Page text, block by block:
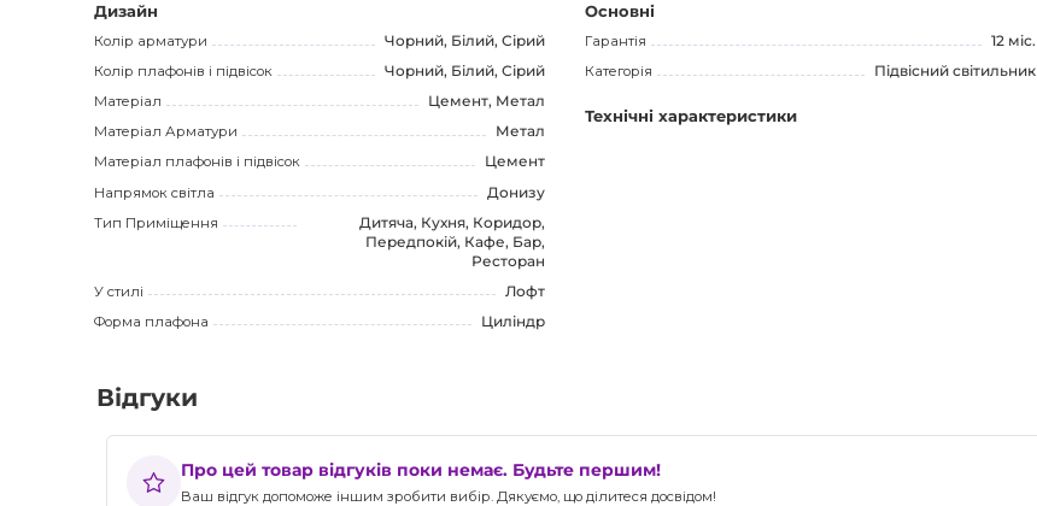
Дизайн
Колір арматури
Чорний, Білий, Сірий
Колір плафонів і підвісок
Чорний, Білий, Сірий
Матеріал
Цемент, Метал
Матеріал Арматури
Метал
Матеріал плафонів і підвісок
Цемент
Напрямок світла
Донизу
Тип Приміщення
Дитяча, Кухня, Коридор,
Передпокій, Кафе, Бар,
Ресторан
У стилі
Лофт
Форма плафона
Циліндр
Основні
Гарантія
12 міс.
Категорія
Підвісний світильник
Технічні характеристики
Відгуки
Про цей товар відгуків поки немає. Будьте першим!
Ваш відгук допоможе іншим зробити вибір. Дякуємо, що ділитеся досвідом!